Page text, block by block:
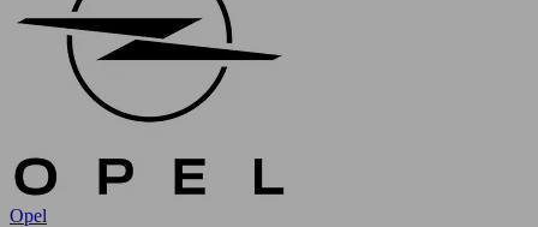
Opel